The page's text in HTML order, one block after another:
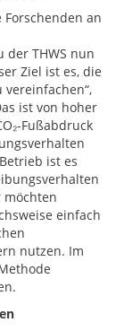
an
der THWS nun
Ziel ist es, die
ist von hoher
Fußabdruck
ist es
möchten
einfach
nutzen. Im